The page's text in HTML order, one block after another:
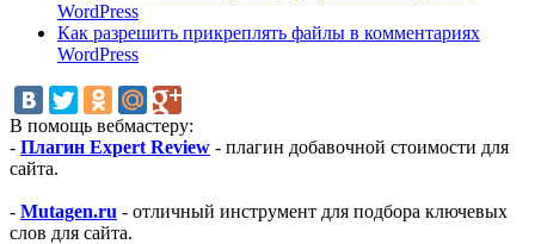
WordPress
Как разрешить прикреплять файлы в комментариях
WordPress
В помощь вебмастеру:
- Плагин Expert Review - плагин добавочной стоимости для
сайта.
- Mutagen.ru - отличный инструмент для подбора ключевых
слов для сайта.